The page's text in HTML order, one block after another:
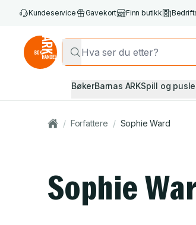
Kundeservice Gavekort Finn butikk
BøkerBarnas ARKSpill og
/ Forfattere / Sophie Ward
Sophie